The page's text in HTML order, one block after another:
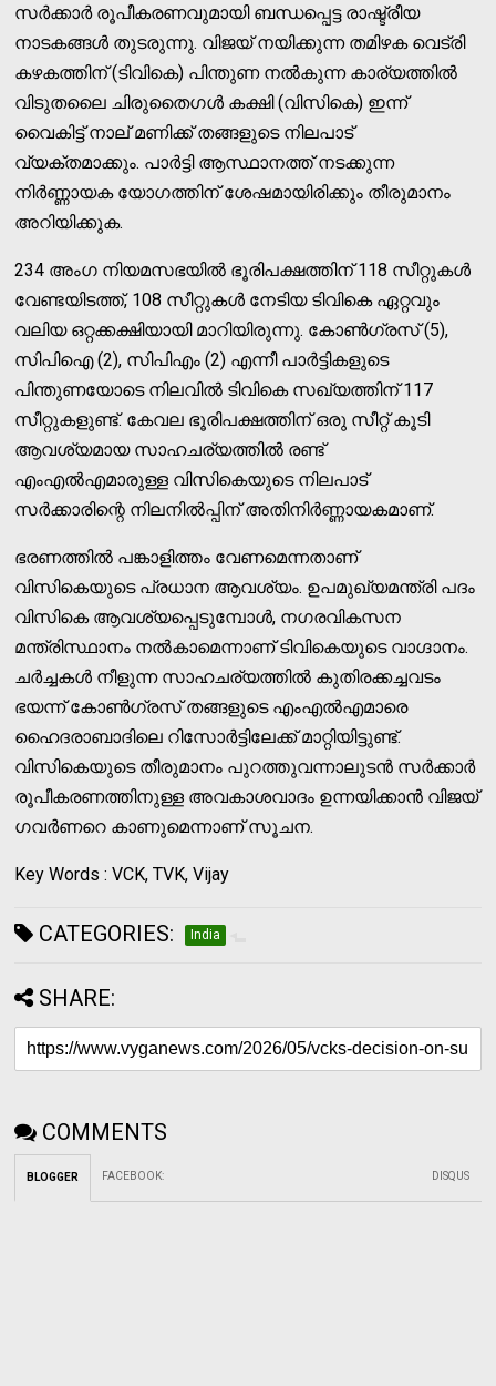
സർക്കാർ രൂപീകരണവുമായി ബന്ധപ്പെട്ട രാഷ്ട്രീയ
നാടകങ്ങൾ തുടരുന്നു. വിജയ് നയിക്കുന്ന തമിഴക വെട്രി
കഴകത്തിന് (ടിവികെ) പിന്തുണ നൽകുന്ന കാര്യത്തിൽ
വിടുതലൈ ചിരുതൈഗൾ കക്ഷി (വിസികെ) ഇന്ന്
വൈകിട്ട് നാല് മണിക്ക് തങ്ങളുടെ നിലപാട്
വ്യക്തമാക്കും. പാർട്ടി ആസ്ഥാനത്ത് നടക്കുന്ന
നിർണ്ണായക യോഗത്തിന് ശേഷമായിരിക്കും തീരുമാനം
അറിയിക്കുക.
234 അംഗ നിയമസഭയിൽ ഭൂരിപക്ഷത്തിന് 118 സീറ്റുകൾ
വേണ്ടയിടത്ത്, 108 സീറ്റുകൾ നേടിയ ടിവികെ ഏറ്റവും
വലിയ ഒറ്റക്കക്ഷിയായി മാറിയിരുന്നു. കോൺഗ്രസ് (5),
സിപിഐ (2), സിപിഎം (2) എന്നീ പാർട്ടികളുടെ
പിന്തുണയോടെ നിലവിൽ ടിവികെ സഖ്യത്തിന് 117
സീറ്റുകളുണ്ട്. കേവല ഭൂരിപക്ഷത്തിന് ഒരു സീറ്റ് കൂടി
ആവശ്യമായ സാഹചര്യത്തിൽ രണ്ട്
എംഎൽഎമാരുള്ള വിസികെയുടെ നിലപാട്
സർക്കാരിന്റെ നിലനിൽപ്പിന് അതിനിർണ്ണായകമാണ്.
ഭരണത്തിൽ പങ്കാളിത്തം വേണമെന്നതാണ്
വിസികെയുടെ പ്രധാന ആവശ്യം. ഉപമുഖ്യമന്ത്രി പദം
വിസികെ ആവശ്യപ്പെടുമ്പോൾ, നഗരവികസന
മന്ത്രിസ്ഥാനം നൽകാമെന്നാണ് ടിവികെയുടെ വാഗ്ദാനം.
ചർച്ചകൾ നീളുന്ന സാഹചര്യത്തിൽ കുതിരക്കച്ചവടം
ഭയന്ന് കോൺഗ്രസ് തങ്ങളുടെ എംഎൽഎമാരെ
ഹൈദരാബാദിലെ റിസോർട്ടിലേക്ക് മാറ്റിയിട്ടുണ്ട്.
വിസികെയുടെ തീരുമാനം പുറത്തുവന്നാലുടൻ സർക്കാർ
രൂപീകരണത്തിനുള്ള അവകാശവാദം ഉന്നയിക്കാൻ വിജയ്
ഗവർണറെ കാണുമെന്നാണ് സൂചന.
Key Words : VCK, TVK, Vijay
CATEGORIES: India
SHARE:
COMMENTS
BLOGGER FACEBOOK: DISQUS